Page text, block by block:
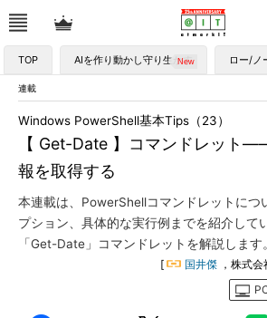
TOP AIを作り動かし守り生かす ロー/ノ
連載
【 Get-Date 】コマンドレット
報を取得する
Windows PowerShell基本Tips（23）
本連載は、PowerShellコマンドレットにつ
プション、具体的な実行例までを紹介して
「Get-Date」コマンドレットを解説します。
[ 国井傑 ，株式